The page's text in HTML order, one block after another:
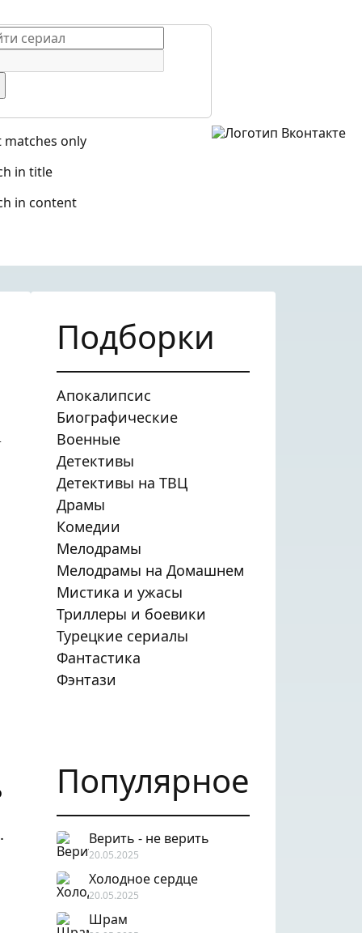
matches only
in title
in content
Подборки
Апокалипсис
Биографические
Военные
Детективы
Детективы на ТВЦ
Драмы
Комедии
Мелодрамы
Мелодрамы на Домашнем
Мистика и ужасы
Триллеры и боевики
Турецкие сериалы
Фантастика
Фэнтази
Популярное
Верить - не верить
20.05.2025
Холодное сердце
20.05.2025
Шрам